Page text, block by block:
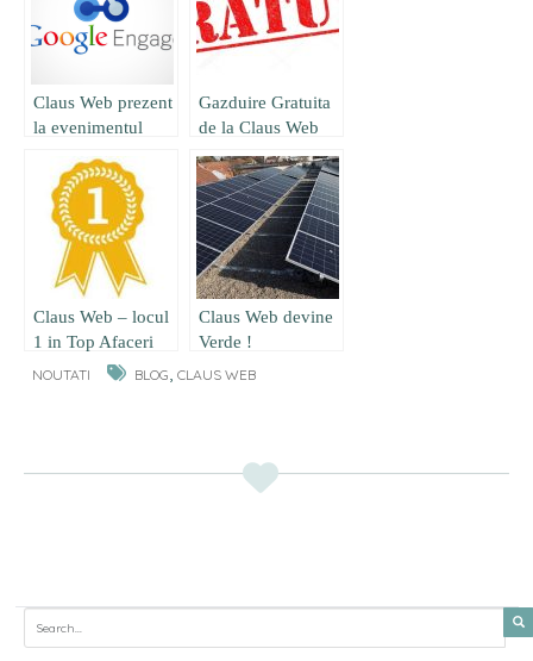
Claus Web prezent
la evenimentul
Google Engage
Cluj-Napoca 2012
Gazduire Gratuita
de la Claus Web
Claus Web – locul
1 in Top Afaceri
Romania, judetul
Claus Web devine
Verde !
NOUTATI BLOG, CLAUS WEB
Search for: